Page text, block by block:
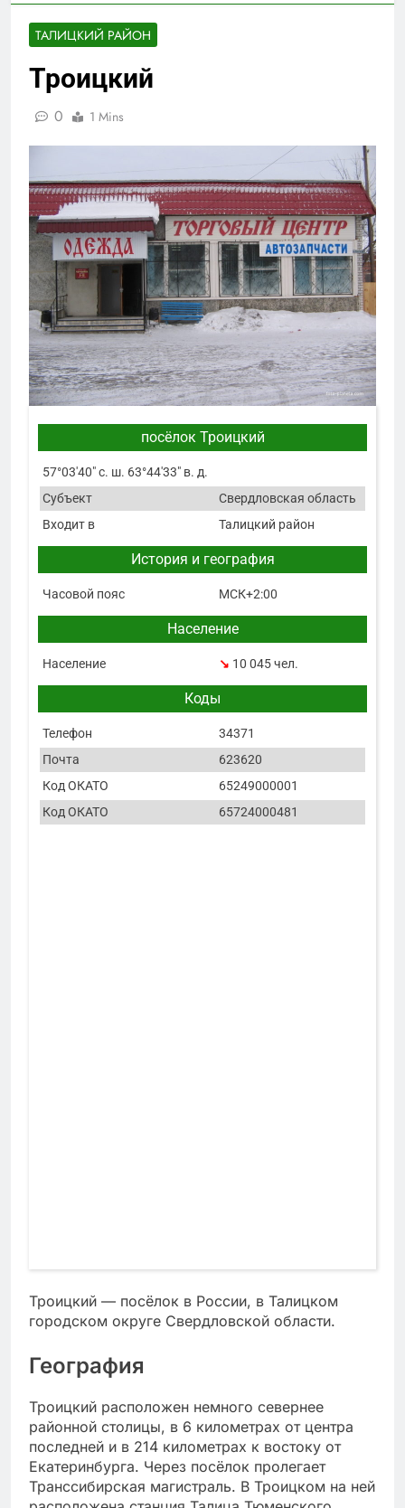
ТАЛИЦКИЙ РАЙОН
Троицкий
0 1 Mins
посёлок Троицкий
57°03′40″ с. ш. 63°44′33″ в. д.
Субъект
Свердловская область
Входит в
Талицкий район
История и география
Часовой пояс МСК+2:00
Население
Население ↘ 10 045 чел.
Коды
Телефон
34371
Почта
623620
Код ОКАТО
65249000001
Код ОКАТО
65724000481
Троицкий — посёлок в России, в Талицком
городском округе Свердловской области.
География
Троицкий расположен немного севернее
районной столицы, в 6 километрах от центра
последней и в 214 километрах к востоку от
Екатеринбурга. Через посёлок пролегает
Транссибирская магистраль. В Троицком на ней